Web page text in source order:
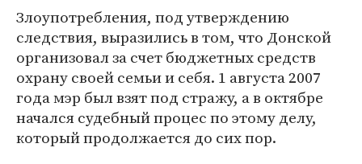
Злоупотребления, под утверждению
следствия, выразились в том, что Донской
организовал за счет бюджетных средств
охрану своей семьи и себя. 1 августа 2007
года мэр был взят под стражу, а в октябре
начался судебный процес по этому делу,
который продолжается до сих пор.